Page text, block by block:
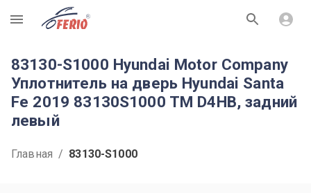
R
83130-S1000 Hyundai Motor Company
Уплотнитель на дверь Hyundai Santa
Fe 2019 83130S1000 TM D4HB, задний
левый
Главная / 83130-S1000